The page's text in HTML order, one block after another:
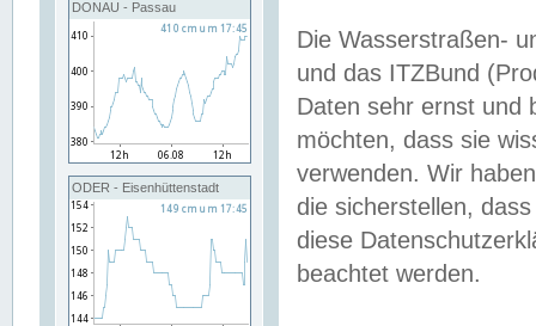
DONAU - Passau
ODER - Eisenhüttenstadt
Die Wasserstraßen-
und das ITZBund
Daten sehr ernst und
möchten, dass sie
verwenden. Wir
die sicherstellen,
diese
beachtet werden.